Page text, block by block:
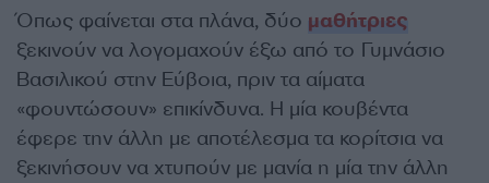
Όπως φαίνεται στα πλάνα, δύο μαθήτριες
ξεκινούν να λογομαχούν έξω από το Γυμνάσιο
Βασιλικού στην Εύβοια, πριν τα αίματα
«φουντώσουν» επικίνδυνα. Η μία κουβέντα
έφερε την άλλη με αποτέλεσμα τα κορίτσια να
ξεκινήσουν να χτυπούν με μανία η μία την άλλη